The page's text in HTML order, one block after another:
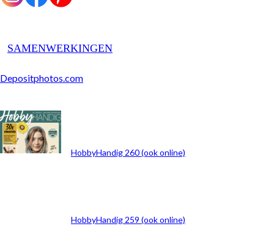
SAMENWERKINGEN
Depositphotos.com
ARCHIEF
HobbyHandig 260 (ook online)
HobbyHandig 259 (ook online)